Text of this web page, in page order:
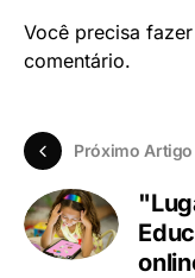
Você precisa
comentário.
Próximo Artigo